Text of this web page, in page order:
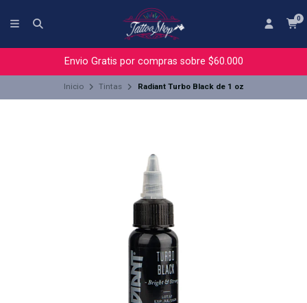
0
Envio Gratis por compras sobre $60.000
Inicio Tintas Radiant Turbo Black de 1 oz